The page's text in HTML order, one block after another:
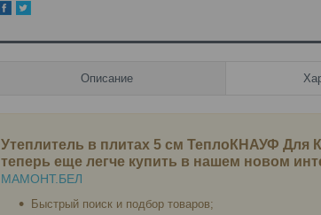
Описание
Утеплитель в плитах 5 см ТеплоКНАУФ Для
теперь еще легче купить в нашем новом
МАМОНТ.БЕЛ
Быстрый поиск и подбор товаров;